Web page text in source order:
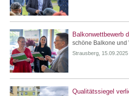
Balkonwettbewerb
schöne Balkone und
Strausberg, 15.09.2025
Qualitätssiegel